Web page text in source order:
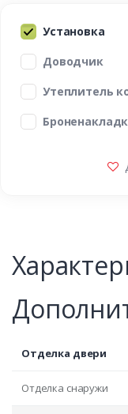
Установка
Доводчик
Утеплитель
Отделка двери
Отделка снаружи